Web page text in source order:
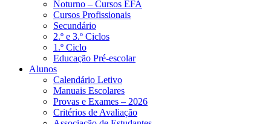
Noturno – Cursos EFA
Cursos Profissionais
Secundário
2.º e 3.º Ciclos
1.º Ciclo
Educação Pré-escolar
Alunos
Calendário Letivo
Manuais Escolares
Provas e Exames – 2026
Critérios de Avaliação